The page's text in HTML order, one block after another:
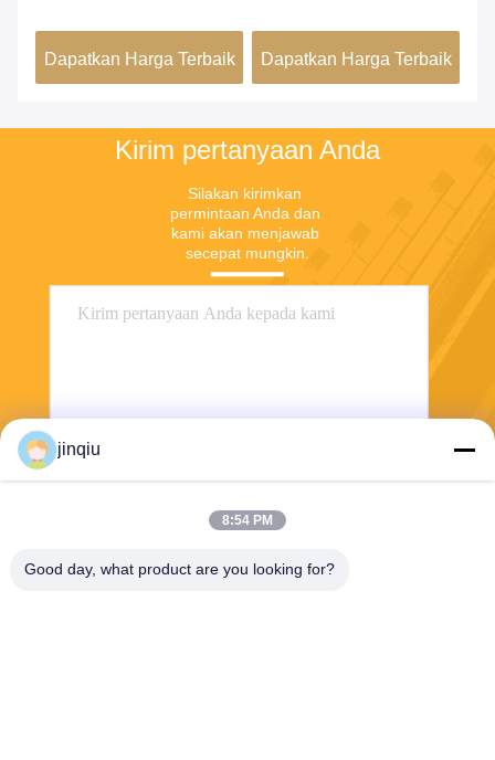
Dapatkan Harga Terbaik Dapatkan Harga Terbaik
Kirim pertanyaan Anda
Silakan kirimkan
permintaan Anda dan
kami akan menjawab
secepat mungkin.
jinqiu
8:54 PM
Good day, what product are you looking for?